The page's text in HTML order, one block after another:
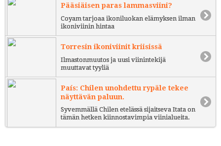
Pääsiäisen paras lammasviini?
Coyam tarjoaa ikoniluokan elämyksen ilman
ikoniviinin hintaa
Torresin ikoniviinit kriisissä
Ilmastonmuutos ja uusi viinintekijä
muuttavat tyyliä
País: Chilen unohdettu rypäle tekee
näyttävän paluun.
Syvemmällä Chilen etelässä sijaitseva Itata on
tämän hetken kiinnostavimpia viinialueita.